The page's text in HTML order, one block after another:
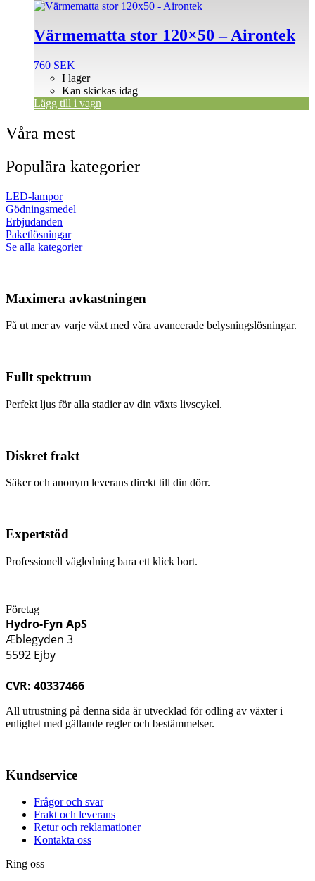
Värmematta stor 120×50 – Airontek
760 SEK
I lager
Kan skickas idag
Lägg till i vagn
Våra mest
Populära kategorier
LED-lampor
Gödningsmedel
Erbjudanden
Paketlösningar
Se alla kategorier
Maximera avkastningen
Få ut mer av varje växt med våra avancerade belysningslösningar.
Fullt spektrum
Perfekt ljus för alla stadier av din växts livscykel.
Diskret frakt
Säker och anonym leverans direkt till din dörr.
Expertstöd
Professionell vägledning bara ett klick bort.
Företag
Hydro-Fyn ApS
Æblegyden 3
5592 Ejby
CVR: 40337466
All utrustning på denna sida är utvecklad för odling av växter i
enlighet med gällande regler och bestämmelser.
Kundservice
Frågor och svar
Frakt och leverans
Retur och reklamationer
Kontakta oss
Ring oss